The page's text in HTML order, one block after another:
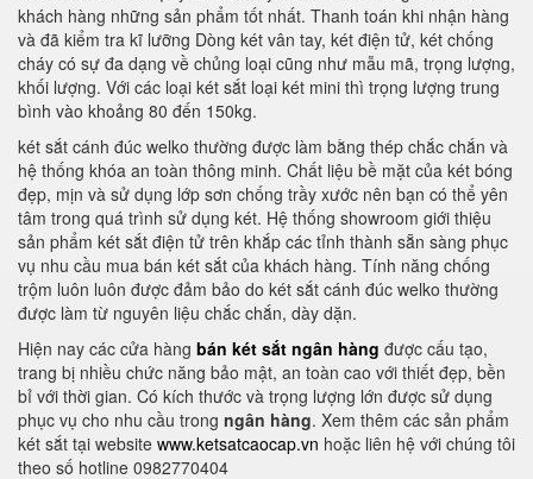
khách hàng những sản phẩm tốt nhất. Thanh toán khi nhận hàng
và đã kiểm tra kĩ lưỡng Dòng két vân tay, két điện tử, két chống
cháy có sự đa dạng về chủng loại cũng như mẫu mã, trọng lượng,
khối lượng. Với các loại két sắt loại két mini thì trọng lượng trung
bình vào khoảng 80 đến 150kg.
két sắt cánh đúc welko thường được làm bằng thép chắc chắn và
hệ thống khóa an toàn thông minh. Chất liệu bề mặt của két bóng
đẹp, mịn và sử dụng lớp sơn chống trầy xước nên bạn có thể yên
tâm trong quá trình sử dụng két. Hệ thống showroom giới thiệu
sản phẩm két sắt điện tử trên khắp các tỉnh thành sẵn sàng phục
vụ nhu cầu mua bán két sắt của khách hàng. Tính năng chống
trộm luôn luôn được đảm bảo do két sắt cánh đúc welko thường
được làm từ nguyên liệu chắc chắn, dày dặn.
Hiện nay các cửa hàng bán két sắt ngân hàng được cấu tạo,
trang bị nhiều chức năng bảo mật, an toàn cao với thiết đẹp, bền
bỉ với thời gian. Có kích thước và trọng lượng lớn được sử dụng
phục vụ cho nhu cầu trong ngân hàng. Xem thêm các sản phẩm
két sắt tại website www.ketsatcaocap.vn hoặc liên hệ với chúng tôi
theo số hotline 0982770404